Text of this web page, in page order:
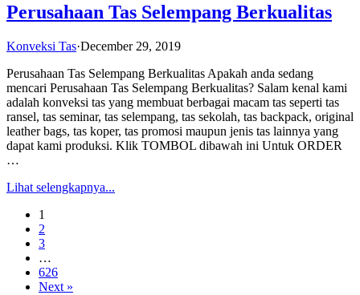
Perusahaan Tas Selempang Berkualitas
Konveksi Tas·December 29, 2019
Perusahaan Tas Selempang Berkualitas Apakah anda sedang
mencari Perusahaan Tas Selempang Berkualitas? Salam kenal kami
adalah konveksi tas yang membuat berbagai macam tas seperti tas
ransel, tas seminar, tas selempang, tas sekolah, tas backpack, original
leather bags, tas koper, tas promosi maupun jenis tas lainnya yang
dapat kami produksi. Klik TOMBOL dibawah ini Untuk ORDER
…
Lihat selengkapnya...
1
2
3
…
626
Next »